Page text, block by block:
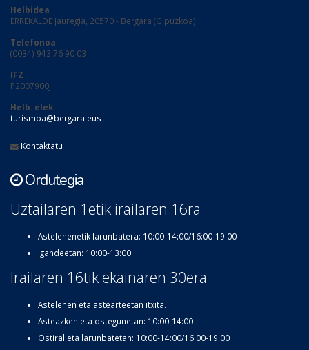
Helbidea
ERREKALDE jauregia, 20570 - Bergara (Gipuzkoa)
Telefonoa
(0034) 943 76 90 03
IFZ
P2007900J
Helb. elek.
turismoa@bergara.eus
Kontaktatu
Ordutegia
Uztailaren 1etik irailaren 16ra
Astelehenetik larunbatera: 10:00-14:00/16:00-19:00
Igandeetan: 10:00-13:00
Irailaren 16tik ekainaren 30era
Astelehen eta astearteetan itxita.
Asteazken eta ostegunetan: 10:00-14:00
Ostiral eta larunbatetan: 10:00-14:00/16:00-19:00